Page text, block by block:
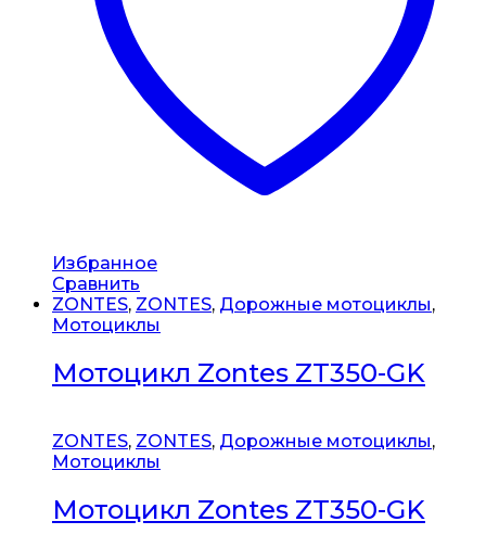
Избранное
Сравнить
ZONTES, ZONTES, Дорожные мотоциклы,
Мотоциклы
Мотоцикл Zontes ZT350-GK
ZONTES, ZONTES, Дорожные мотоциклы,
Мотоциклы
Мотоцикл Zontes ZT350-GK